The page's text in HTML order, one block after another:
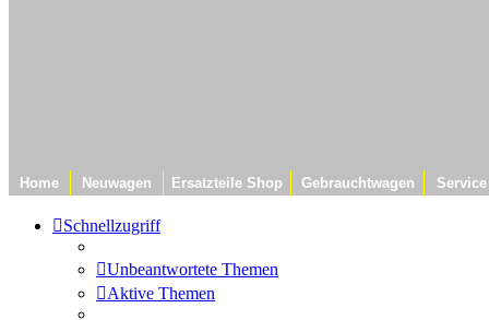
Home Neuwagen Ersatzteile Shop Gebrauchtwagen Service
Schnellzugriff
Unbeantwortete Themen
Aktive Themen